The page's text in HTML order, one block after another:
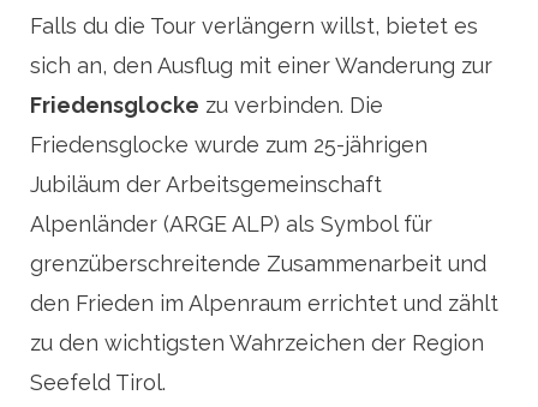
Falls du die Tour verlängern willst, bietet es
sich an, den Ausflug mit einer Wanderung zur
Friedensglocke zu verbinden. Die
Friedensglocke wurde zum 25-jährigen
Jubiläum der Arbeitsgemeinschaft
Alpenländer (ARGE ALP) als Symbol für
grenzüberschreitende Zusammenarbeit und
den Frieden im Alpenraum errichtet und zählt
zu den wichtigsten Wahrzeichen der Region
Seefeld Tirol.